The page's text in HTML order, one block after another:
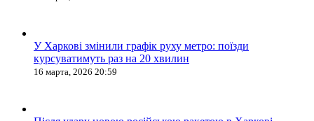
У Харкові змінили графік руху метро: поїзди
курсуватимуть раз на 20 хвилин
16 марта, 2026 20:59